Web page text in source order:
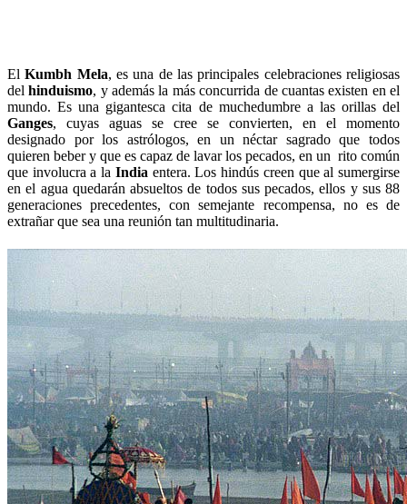
ElKumbh Mela, es una de las principales celebraciones religiosas
delhinduismo, y además la más concurrida de cuantas existen en el
mundo. Es una gigantesca cita de muchedumbre a las orillas del
Ganges, cuyas aguas se cree se convierten, en el momento
designado por los astrólogos, en un néctar sagrado que todos
quieren beber y que es capaz de lavar los pecados, en un rito común
que involucra a la India entera. Los hindús creen que al sumergirse
en el agua quedarán absueltos de todos sus pecados, ellos y sus 88
generaciones precedentes, con semejante recompensa, no es de
extrañar que sea una reunión tan multitudinaria.